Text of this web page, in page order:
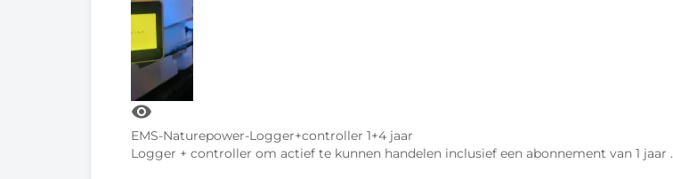
visibility
EMS-Naturepower-Logger+controller 1+4 jaar
Logger + controller om actief te kunnen handelen inclusief een abonnement van 1 jaar .